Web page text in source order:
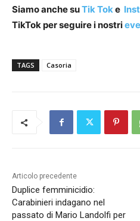
Siamo anche suTik Toke
TikTok per seguire i nostri
TAGS Casoria
Articolo precedente
Duplice femminicidio:
Carabinieri indagano nel
passato di Mario Landolfi per